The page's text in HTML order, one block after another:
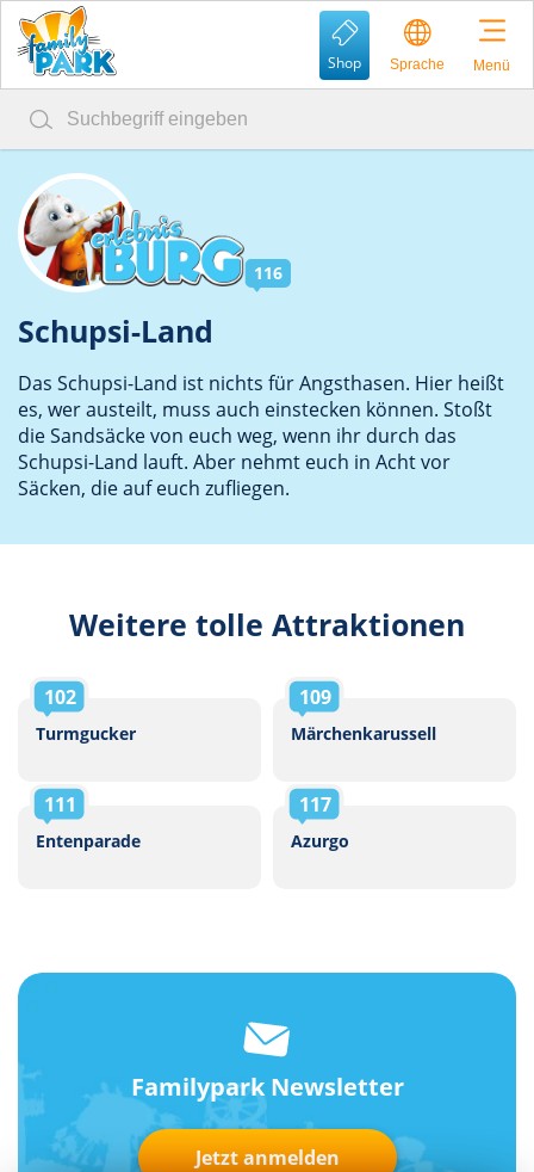
Shop Sprache Menü
116
Schupsi-Land
Das Schupsi-Land ist nichts für Angsthasen. Hier heißt
es, wer austeilt, muss auch einstecken können. Stoßt
die Sandsäcke von euch weg, wenn ihr durch das
Schupsi-Land lauft. Aber nehmt euch in Acht vor
Säcken, die auf euch zufliegen.
Weitere tolle Attraktionen
102
Turmgucker
109
Märchenkarussell
111
Entenparade
117
Azurgo
Familypark Newsletter
Jetzt anmelden